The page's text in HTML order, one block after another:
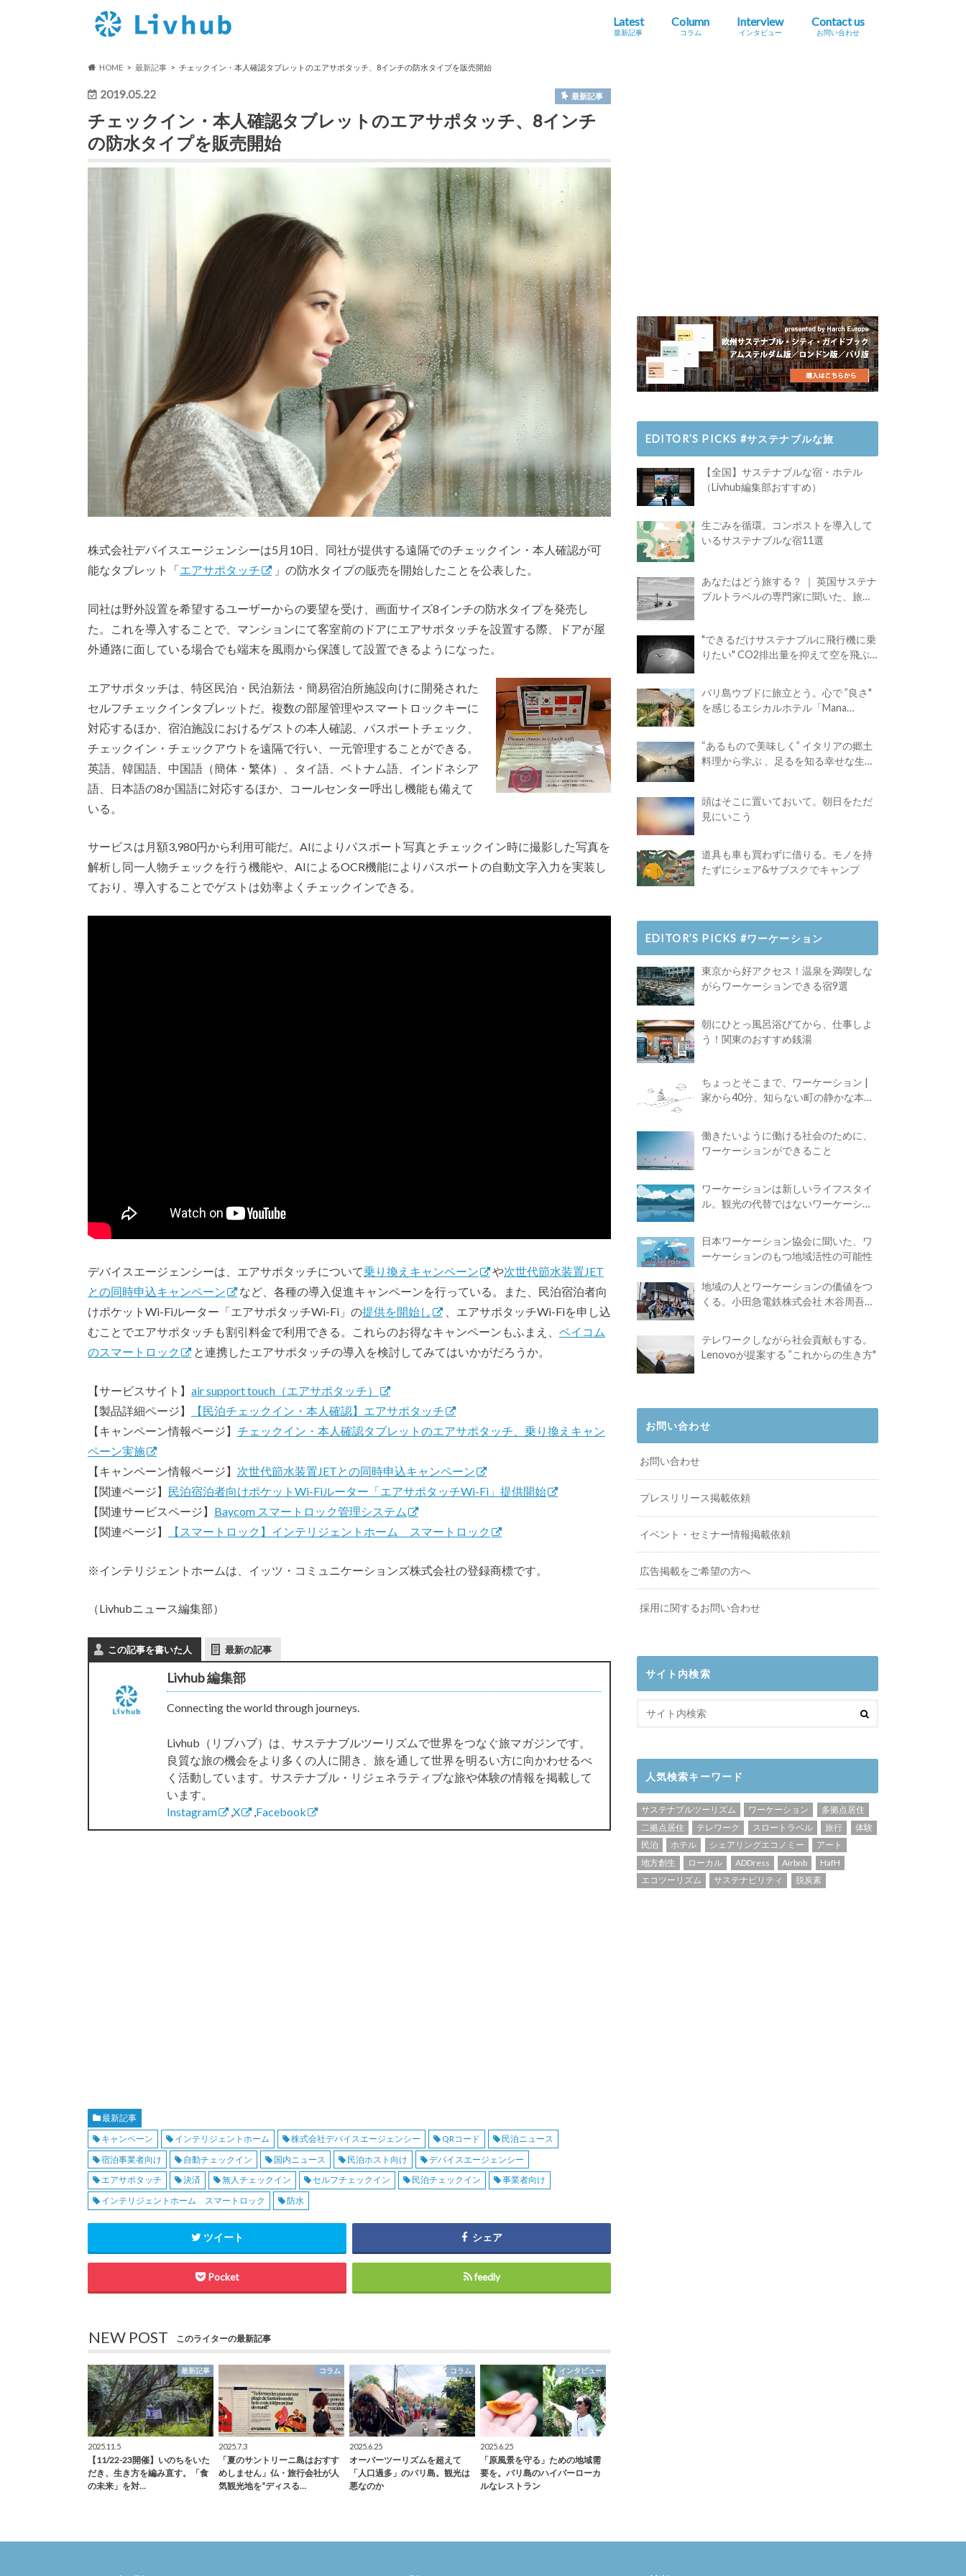
Latest
最新記事
Column
コラム
Interview
インタビュー
Contact us
お問い合わせ
HOME 最新記事 チェックイン・本人確認タブレットのエアサポタッチ、8インチの防水タイプを販売開始
2019.05.22 最新記事
チェックイン・本人確認タブレットのエアサポタッチ、8インチ
の防水タイプを販売開始
株式会社デバイスエージェンシーは5月10日、同社が提供する遠隔でのチェックイン・本人確認が可
能なタブレット「エアサポタッチ 」の防水タイプの販売を開始したことを公表した。
同社は野外設置を希望するユーザーからの要望を受け、画面サイズ8インチの防水タイプを発売し
た。これを導入することで、マンションにて客室前のドアにエアサポタッチを設置する際、ドアが屋
外通路に面している場合でも端末を風雨から保護して設置できるようになった。
エアサポタッチは、特区民泊・民泊新法・簡易宿泊所施設向けに開発された
セルフチェックインタブレットだ。複数の部屋管理やスマートロックキーに
対応するほか、宿泊施設におけるゲストの本人確認、パスポートチェック、
チェックイン・チェックアウトを遠隔で行い、一元管理することができる。
英語、韓国語、中国語（簡体・繁体）、タイ語、ベトナム語、インドネシア
語、日本語の8か国語に対応するほか、コールセンター呼出し機能も備えて
いる。
サービスは月額3,980円から利用可能だ。AIによりパスポート写真とチェックイン時に撮影した写真を
解析し同一人物チェックを行う機能や、AIによるOCR機能によりパスポートの自動文字入力を実装し
ており、導入することでゲストは効率よくチェックインできる。
デバイスエージェンシーは、エアサポタッチについて乗り換えキャンペーン や次世代節水装置JET
との同時申込キャンペーン
など、各種の導入促進キャンペーンを行っている。また、民泊宿泊者向
けポケットWi-Fiルーター「エアサポタッチWi-Fi」の提供を開始し
、エアサポタッチWi-Fiを申し込
むことでエアサポタッチも割引料金で利用できる。これらのお得なキャンペーンもふまえ、 ベイコム
のスマートロック
と連携したエアサポタッチの導入を検討してみてはいかがだろうか。
【サービスサイト】 air support touch（エアサポタッチ）
【製品詳細ページ】
【民泊チェックイン・本人確認】エアサポタッチ
【キャンペーン情報ページ】 チェックイン・本人確認タブレットのエアサポタッチ、乗り換えキャン
ペーン実施
【キャンペーン情報ページ】 次世代節水装置JETとの同時申込キャンペーン
【関連ページ】 民泊宿泊者向けポケットWi-Fiルーター「エアサポタッチWi-Fi」提供開始
【関連サービスページ】 Baycom スマートロック管理システム
【関連ページ】
【スマートロック】インテリジェントホーム スマートロック
※インテリジェントホームは、イッツ・コミュニケーションズ株式会社の登録商標です。
（Livhubニュース編集部）
この記事を書いた人 最新の記事
Livhub 編集部
Connecting the world through journeys.
Livhub（リブハブ）は、サステナブルツーリズムで世界をつなぐ旅マガジンです。
良質な旅の機会をより多くの人に開き、旅を通して世界を明るい方に向かわせるべ
く活動しています。サステナブル・リジェネラティブな旅や体験の情報を掲載して
います。
Instagram
,X ,Facebook
最新記事
キャンペーン
インテリジェントホーム 株式会社デバイスエージェンシー QRコード
民泊ニュース
宿泊事業者向け
自動チェックイン 国内ニュース 民泊ホスト向け
デバイスエージェンシー
エアサポタッチ
決済 無人チェックイン セルフチェックイン 民泊チェックイン
事業者向け
インテリジェントホーム スマートロック
防水
ツイート シェア
Pocket feedly
NEW POST このライターの最新記事
最新記事
2025.11.5
【11/22-23開催】いのちをいた
だき、生き方を編み直す。「食
の未来」を対…
コラム
2025.7.3
「夏のサントリーニ島はおすす
めしません」仏・旅行会社が人
気観光地を“ディスる…
コラム
2025.6.25
オーバーツーリズムを超えて
「人口過多」のバリ島。観光は
悪なのか
インタビュー
2025.6.25
「原風景を守る」ための地域需
要を。バリ島のハイパーローカ
ルなレストラン
EDITOR’S PICKS #サステナブルな旅
【全国】サステナブルな宿・ホテル
（Livhub編集部おすすめ）
生ごみを循環。コンポストを導入して
いるサステナブルな宿11選
あなたはどう旅する？ ｜ 英国サステナ
ブルトラベルの専門家に聞いた、旅の
"できるだけサステナブルに飛行機に乗
りたい" CO2排出量を抑えて空を飛ぶ
バリ島ウブドに旅立とう。心で ”良さ"
を感じるエシカルホテル「Mana
“あるもので美味しく” イタリアの郷土
料理から学ぶ 、足るを知る幸せな生き
頭はそこに置いておいて。朝日をただ
見にいこう
道具も車も買わずに借りる。モノを持
たずにシェア&サブスクでキャンプ
EDITOR’S PICKS #ワーケーション
東京から好アクセス！温泉を満喫しな
がらワーケーションできる宿9選
朝にひとっ風呂浴びてから、仕事しよ
う！関東のおすすめ銭湯
ちょっとそこまで、ワーケーション |
家から40分、知らない町の静かな本屋
働きたいように働ける社会のために、
ワーケーションができること
ワーケーションは新しいライフスタイ
ル。観光の代替ではないワーケーショ
日本ワーケーション協会に聞いた、ワ
ーケーションのもつ地域活性の可能性
地域の人とワーケーションの価値をつ
くる。小田急電鉄株式会社 木谷周吾さ
テレワークしながら社会貢献もする。
Lenovoが提案する ”これからの生き方"
お問い合わせ
お問い合わせ
プレスリリース掲載依頼
イベント・セミナー情報掲載依頼
広告掲載をご希望の方へ
採用に関するお問い合わせ
サイト内検索
人気検索キーワード
サステナブルツーリズム ワーケーション
多拠点居住
二拠点居住
テレワーク スロートラベル 旅行
体験
民泊
ホテル シェアリングエコノミー
アート
地方創生
ローカル ADDress Airbnb
HafH
エコツーリズム
サステナビリティ 脱炭素